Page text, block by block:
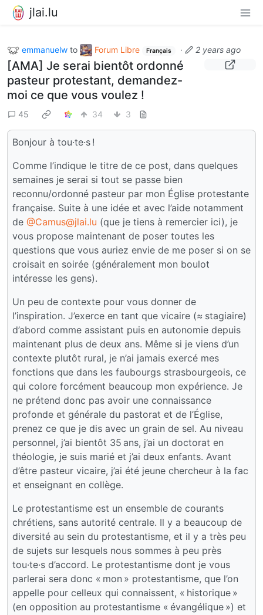
jlai.lu
emmanuelw to Forum Libre Français · 2 years ago
[AMA] Je serai bientôt ordonné
pasteur protestant, demandez-
moi ce que vous voulez !
45 34 3
Bonjour à tou·te·s !
Comme l’indique le titre de ce post, dans quelques
semaines je serai si tout se passe bien
reconnu/ordonné pasteur par mon Église protestante
française. Suite à une idée et avec l’aide notamment
de @Camus@jlai.lu (que je tiens à remercier ici), je
vous propose maintenant de poser toutes les
questions que vous auriez envie de me poser si on se
croisait en soirée (généralement mon boulot
intéresse les gens).
Un peu de contexte pour vous donner de
l’inspiration. J’exerce en tant que vicaire (≈ stagiaire)
d’abord comme assistant puis en autonomie depuis
maintenant plus de deux ans. Même si je viens d’un
contexte plutôt rural, je n’ai jamais exercé mes
fonctions que dans les faubourgs strasbourgeois, ce
qui colore forcément beaucoup mon expérience. Je
ne prétend donc pas avoir une connaissance
profonde et générale du pastorat et de l’Église,
prenez ce que je dis avec un grain de sel. Au niveau
personnel, j’ai bientôt 35 ans, j’ai un doctorat en
théologie, je suis marié et j’ai deux enfants. Avant
d’être pasteur vicaire, j’ai été jeune chercheur à la fac
et enseignant en collège.
Le protestantisme est un ensemble de courants
chrétiens, sans autorité centrale. Il y a beaucoup de
diversité au sein du protestantisme, et il y a très peu
de sujets sur lesquels nous sommes à peu près
tou·te·s d’accord. Le protestantisme dont je vous
parlerai sera donc « mon » protestantisme, que l’on
appelle pour celleux qui connaissent, « historique »
(en opposition au protestantisme « évangélique ») et